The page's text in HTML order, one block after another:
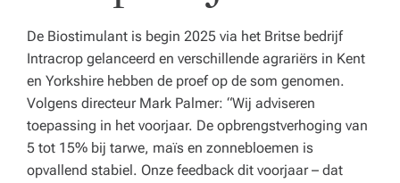
De Biostimulant is begin 2025 via het Britse bedrijf
Intracrop gelanceerd en verschillende agrariërs in Kent
en Yorkshire hebben de proef op de som genomen.
Volgens directeur Mark Palmer: “Wij adviseren
toepassing in het voorjaar. De opbrengstverhoging van
5 tot 15% bij tarwe, maïs en zonnebloemen is
opvallend stabiel. Onze feedback dit voorjaar – dat